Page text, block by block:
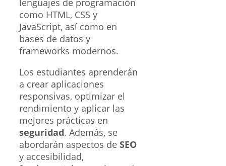
lenguajes de programación
como HTML, CSS y
JavaScript, así como en
bases de datos y
frameworks modernos.
Los estudiantes aprenderán
a crear aplicaciones
responsivas, optimizar el
rendimiento y aplicar las
mejores prácticas en
seguridad. Además, se
abordarán aspectos de SEO
y accesibilidad,